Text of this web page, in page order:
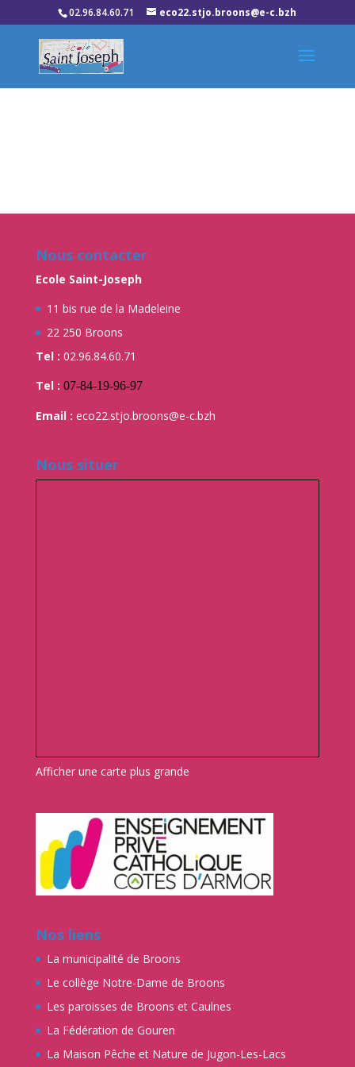
02.96.84.60.71 eco22.stjo.broons@e-c.bzh
Nous contacter
Ecole Saint-Joseph
11 bis rue de la Madeleine
22 250 Broons
Tel : 02.96.84.60.71
Tel : 07-84-19-96-97
Email : eco22.stjo.broons@e-c.bzh
Nous situer
Afficher une carte plus grande
Nos liens
La municipalité de Broons
Le collège Notre-Dame de Broons
Les paroisses de Broons et Caulnes
La Fédération de Gouren
La Maison Pêche et Nature de Jugon-Les-Lacs